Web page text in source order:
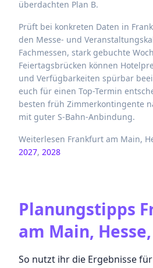
überdachten Plan B.
Prüft bei konkreten Daten in
den Messe- und
Fachmessen, stark gebuchte
Feiertagsbrücken können
und Verfügbarkeiten spürbar
euch für einen Top-Termin
besten früh Zimmerkontingente
mit guter S-Bahn-Anbindung.
Weiterlesen Frankfurt am Main,
2027, 2028
Planungstipps
am Main,
So nutzt ihr die Ergebnisse